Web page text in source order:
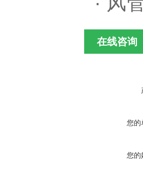
在线咨询
您的
您的